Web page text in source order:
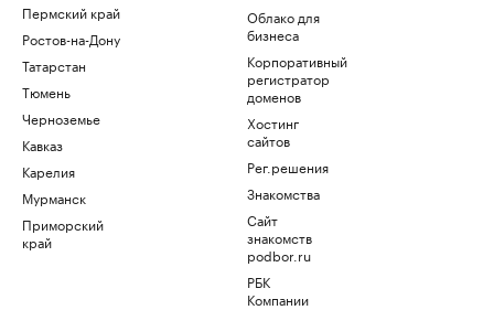
Пермский край
Ростов-на-Дону
Татарстан
Тюмень
Черноземье
Кавказ
Карелия
Мурманск
Приморский
край
Облако для
бизнеса
Корпоративный
регистратор
доменов
Хостинг
сайтов
Рег.решения
Знакомства
Сайт
знакомств
podbor.ru
РБК
Компании